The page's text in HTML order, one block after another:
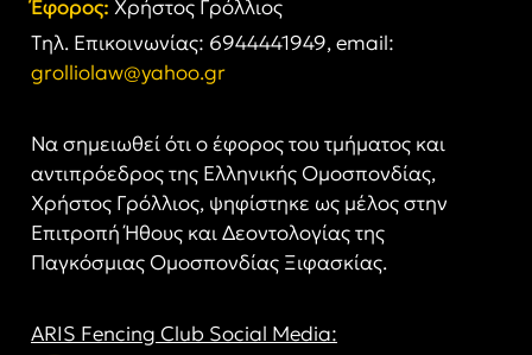
Έφορος: Χρήστος Γρόλλιος
Tηλ. Επικοινωνίας: 6944441949, email:
grolliolaw@yahoo.gr
Να σημειωθεί ότι ο έφορος του τμήματος και
αντιπρόεδρος της Ελληνικής Ομοσπονδίας,
Χρήστος Γρόλλιος, ψηφίστηκε ως μέλος στην
Επιτροπή Ήθους και Δεοντολογίας της
Παγκόσμιας Ομοσπονδίας Ξιφασκίας.
ARIS Fencing Club Social Media: